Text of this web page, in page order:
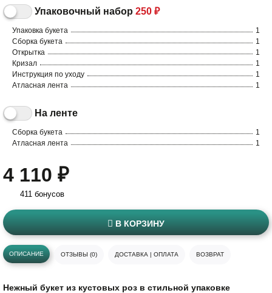
Упаковочный набор 250 ₽
Упаковка букета
1
Сборка букета
1
Открытка
1
Кризал
1
Инструкция по уходу
1
Атласная лента
1
На ленте
Сборка букета
1
Атласная лента
1
4 110 ₽
411 бонусов
В КОРЗИНУ
ОПИСАНИЕ ОТЗЫВЫ (0) ДОСТАВКА | ОПЛАТА ВОЗВРАТ
Нежный букет из кустовых роз в стильной упаковке